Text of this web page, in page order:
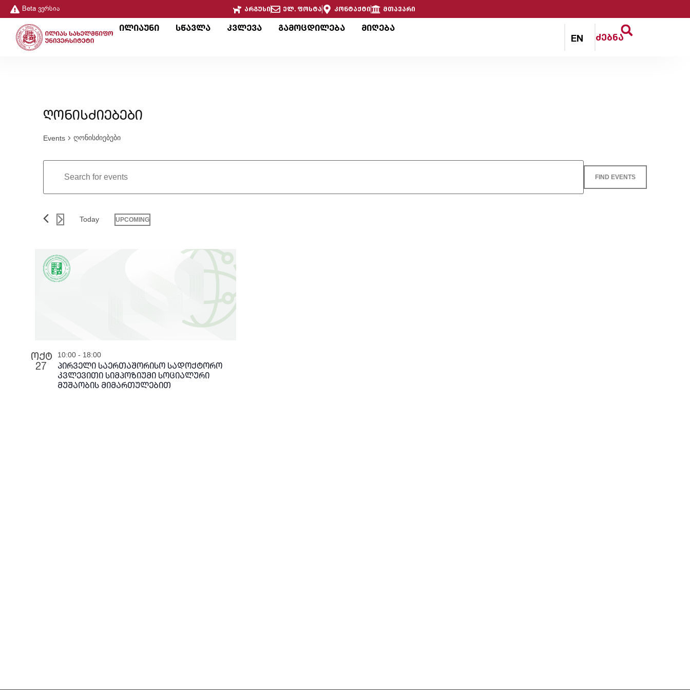
Beta ვერსია არგუსი ელ. ფოსტა კონტაქტი მთავარი
ილიაუნი სწავლა კვლევა გამოცდილება მიღება
EN ძებნა
ღონისძიებები
Events ღონისძიებები
Events
Search
Views
Keyword.
for
Keyword.
FIND EVENTS
Event
Views
Today UPCOMING
ოქტ
27
10:00 - 18:00
პირველი საერთაშორისო სადოქტორო
კვლევითი სიმპოზიუმი სოციალური
მუშაობის მიმართულებით